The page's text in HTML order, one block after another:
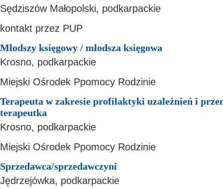
Sędziszów Małopolski, podkarpackie
kontakt przez PUP
Młodszy księgowy / młodsza księgowa
Krosno, podkarpackie
Miejski Ośrodek Ppomocy Rodzinie
Terapeuta w zakresie profilaktyki uzależnień i
terapeutka
Krosno, podkarpackie
Miejski Ośrodek Ppomocy Rodzinie
Sprzedawca/sprzedawczyni
Jędrzejówka, podkarpackie